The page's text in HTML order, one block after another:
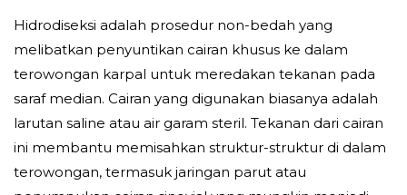
Hidrodiseksi adalah prosedur non-bedah yang
melibatkan penyuntikan cairan khusus ke dalam
terowongan karpal untuk meredakan tekanan pada
saraf median. Cairan yang digunakan biasanya adalah
larutan saline atau air garam steril. Tekanan dari cairan
ini membantu memisahkan struktur-struktur di dalam
terowongan, termasuk jaringan parut atau